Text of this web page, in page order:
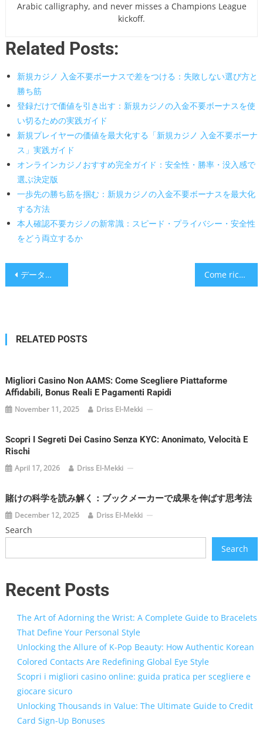
Arabic calligraphy, and never misses a Champions League
kickoff.
Related Posts:
新規カジノ 入金不要ボーナスで差をつける：失敗しない選び方と
勝ち筋
登録だけで価値を引き出す：新規カジノの入金不要ボーナスを使
い切るための実践ガイド
新規プレイヤーの価値を最大化する「新規カジノ 入金不要ボーナ
ス」実践ガイド
オンラインカジノおすすめ完全ガイド：安全性・勝率・没入感で
選ぶ決定版
一歩先の勝ち筋を掴む：新規カジノの入金不要ボーナスを最大化
する方法
本人確認不要カジノの新常識：スピード・プライバシー・安全性
をどう両立するか
Post
データと直感が交差する「ブックメーカー」完全ガイド：勝率を引き上げる思考法と安全性の見極め Come riconoscere i migliori casino online AAMS/ADM: guida completa e aggiornata
RELATED POSTS
Migliori Casino Non AAMS: Come Scegliere Piattaforme
Affidabili, Bonus Reali E Pagamenti Rapidi
November 11, 2025 Driss El-Mekki
Scopri I Segreti Dei Casino Senza KYC: Anonimato, Velocità E
Rischi
April 17, 2026 Driss El-Mekki
賭けの科学を読み解く：ブックメーカーで成果を伸ばす思考法
December 12, 2025 Driss El-Mekki
Search
Search
Recent Posts
The Art of Adorning the Wrist: A Complete Guide to Bracelets
That Define Your Personal Style
Unlocking the Allure of K-Pop Beauty: How Authentic Korean
Colored Contacts Are Redefining Global Eye Style
Scopri i migliori casino online: guida pratica per scegliere e
giocare sicuro
Unlocking Thousands in Value: The Ultimate Guide to Credit
Card Sign-Up Bonuses